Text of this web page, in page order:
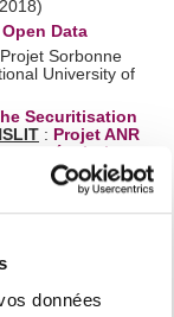
données
Data
Sorbonne
University of
Securitisation
: Projet ANR
et évolutions
du
is Governed